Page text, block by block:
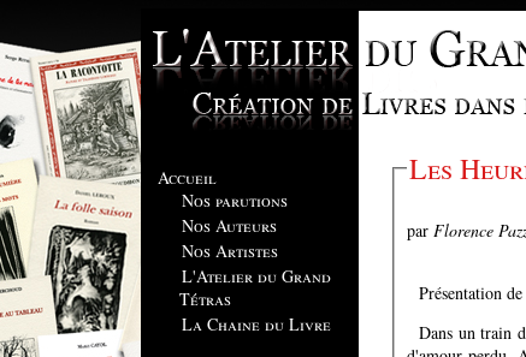
Accueil
Nos parutions
Nos Auteurs
Nos Artistes
L'Atelier du Grand
Tétras
La Chaine du Livre
Les
par Florence
Présentation
Dans un train